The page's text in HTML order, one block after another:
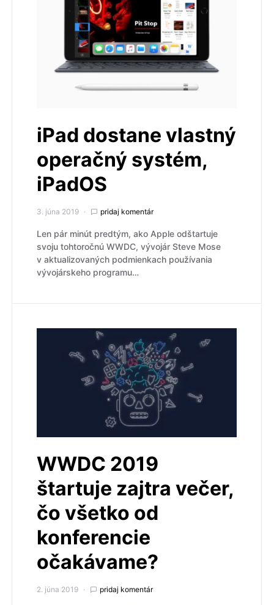
iPad dostane vlastný
operačný systém,
iPadOS
3. júna 2019 pridaj komentár
Len pár minút predtým, ako Apple odštartuje
svoju tohtoročnú WWDC, vývojár Steve Mose
v aktualizovaných podmienkach používania
vývojárskeho programu…
WWDC 2019
štartuje zajtra večer,
čo všetko od
konferencie
očakávame?
2. júna 2019 pridaj komentár